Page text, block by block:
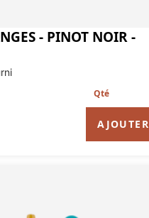
- PINOT NOIR -
AJOUTER